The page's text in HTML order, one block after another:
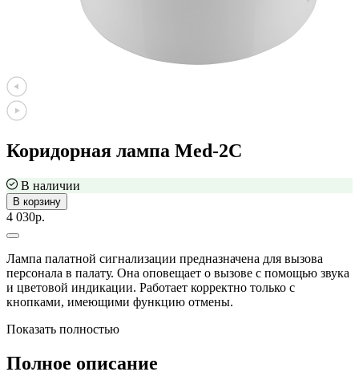
Коридорная лампа Med-2C
В наличии
В корзину
4 030р.
Лампа палатной сигнализации предназначена для вызова
персонала в палату. Она оповещает о вызове с помощью звука
и цветовой индикации. Работает корректно только с
кнопками, имеющими функцию отмены.
Показать полностью
Полное описание